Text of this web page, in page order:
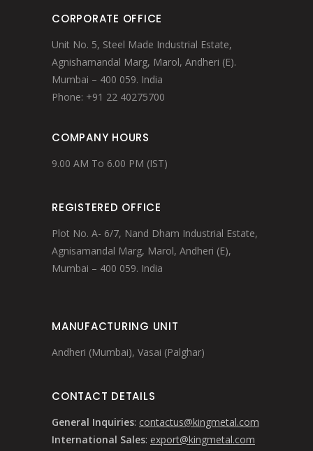
CORPORATE OFFICE
Unit No. 5, Steel Made Industrial Estate,
Agnishamandal Marg, Marol, Andheri (E).
Mumbai – 400 059. India
Phone: +91 22 40275700
COMPANY HOURS
9.00 AM To 6.00 PM (IST)
REGISTERED OFFICE
Plot No. A- 6/7, Nand Dham Industrial Estate,
Agnisamandal Marg, Marol, Andheri (E),
Mumbai – 400 059. India
MANUFACTURING UNIT
Andheri (Mumbai), Vasai (Palghar)
CONTACT DETAILS
General Inquiries: contactus@kingmetal.com
International Sales: export@kingmetal.com